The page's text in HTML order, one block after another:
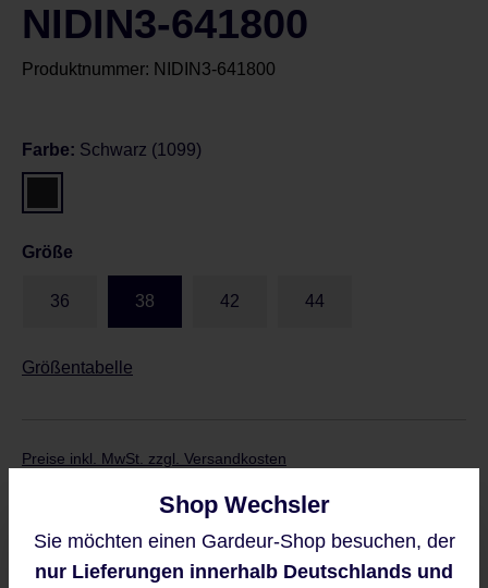
NIDIN3-641800
Produktnummer: NIDIN3-641800
Farbe: Schwarz (1099)
Größe
36 38 42 44
Größentabelle
Preise inkl. MwSt. zzgl. Versandkosten
Sofort verfügbar, Lieferzeit: 2-5 Werktage
Shop Wechsler
Sie möchten einen Gardeur-Shop besuchen, der
nur Lieferungen innerhalb Deutschlands und
Diese Website verwendet Cookies,
um eine bestmögliche Erfahrung